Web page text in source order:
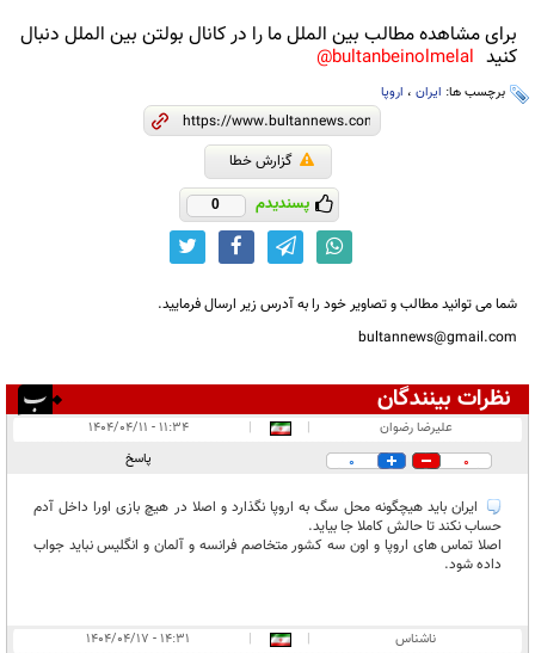
برای مشاهده مطالب بین الملل ما را در کانال بولتن بین الملل دنبال
کنید bultanbeinolmelal@
برچسب ها: ایران ، اروپا
گزارش خطا
پسندیدم 0
شما می توانید مطالب و تصاویر خود را به آدرس زیر ارسال فرمایید.
bultannews@gmail.com
نظرات بینندگان
۵۱
در انتظار بررسی:
علیرضا رضوان |
|
۱۱:۳۴ - ۱۴۰۴/۰۴/۱۱
0
0 پاسخ
ایران باید هیچگونه محل سگ به اروپا نگذارد و اصلا در هیچ بازی اورا داخل آدم
حساب نکند تا حالش کاملا جا بیاید.
اصلا تماس های اروپا و اون سه کشور متخاصم فرانسه و آلمان و انگلیس نباید جواب
داده شود.
ناشناس |
|
۱۴:۳۱ - ۱۴۰۴/۰۴/۱۷